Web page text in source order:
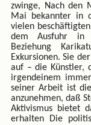
zwinge, Nach den
Mai bekannter in
vielen
dem Ausfuhr in
Beziehung
Exkursionen. Sie
auf – die Künstler,
irgendeinem
seiner Arbeit ist
anzunehmen, daß
Aktivismus bietet
erhalten Die